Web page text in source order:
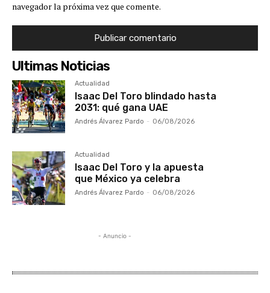
navegador la próxima vez que comente.
Ultimas Noticias
Actualidad
Isaac Del Toro blindado hasta
2031: qué gana UAE
Andrés Álvarez Pardo - 06/08/2026
Actualidad
Isaac Del Toro y la apuesta
que México ya celebra
Andrés Álvarez Pardo - 06/08/2026
- Anuncio -